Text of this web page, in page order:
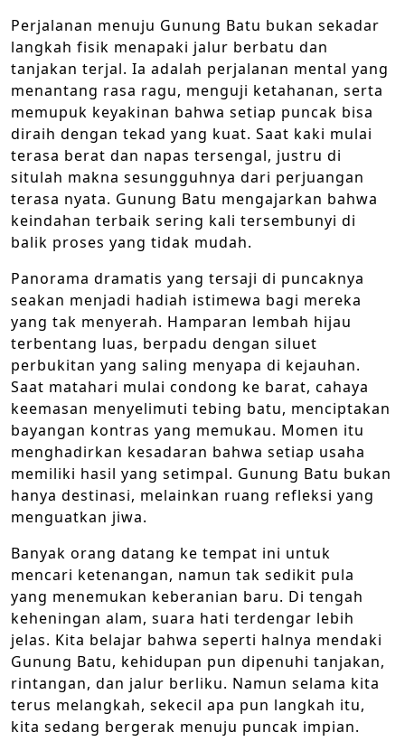
Perjalanan menuju Gunung Batu bukan sekadar
langkah fisik menapaki jalur berbatu dan
tanjakan terjal. Ia adalah perjalanan mental yang
menantang rasa ragu, menguji ketahanan, serta
memupuk keyakinan bahwa setiap puncak bisa
diraih dengan tekad yang kuat. Saat kaki mulai
terasa berat dan napas tersengal, justru di
situlah makna sesungguhnya dari perjuangan
terasa nyata. Gunung Batu mengajarkan bahwa
keindahan terbaik sering kali tersembunyi di
balik proses yang tidak mudah.
Panorama dramatis yang tersaji di puncaknya
seakan menjadi hadiah istimewa bagi mereka
yang tak menyerah. Hamparan lembah hijau
terbentang luas, berpadu dengan siluet
perbukitan yang saling menyapa di kejauhan.
Saat matahari mulai condong ke barat, cahaya
keemasan menyelimuti tebing batu, menciptakan
bayangan kontras yang memukau. Momen itu
menghadirkan kesadaran bahwa setiap usaha
memiliki hasil yang setimpal. Gunung Batu bukan
hanya destinasi, melainkan ruang refleksi yang
menguatkan jiwa.
Banyak orang datang ke tempat ini untuk
mencari ketenangan, namun tak sedikit pula
yang menemukan keberanian baru. Di tengah
keheningan alam, suara hati terdengar lebih
jelas. Kita belajar bahwa seperti halnya mendaki
Gunung Batu, kehidupan pun dipenuhi tanjakan,
rintangan, dan jalur berliku. Namun selama kita
terus melangkah, sekecil apa pun langkah itu,
kita sedang bergerak menuju puncak impian.